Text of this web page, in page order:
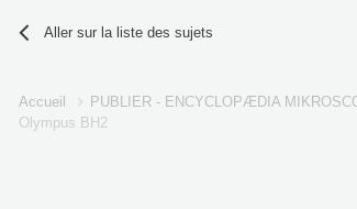
Aller sur la liste des sujets
Accueil PUBLIER - ENCYCLOPÆDIA
Olympus BH2